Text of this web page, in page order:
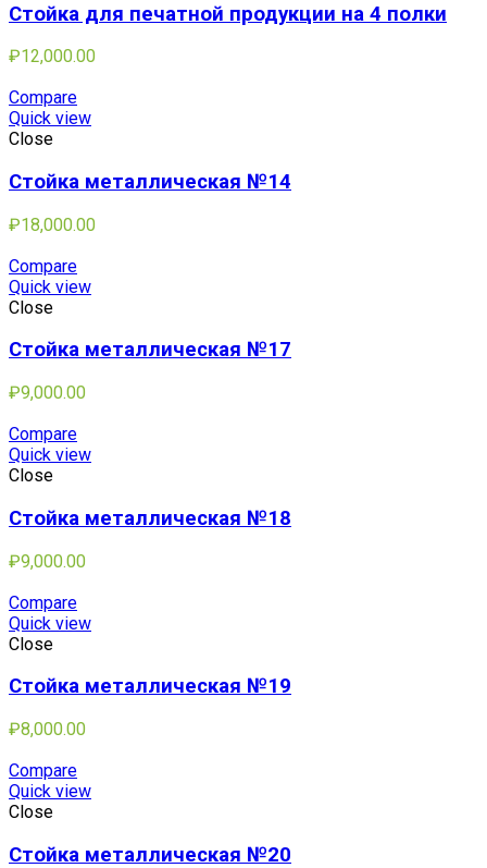
Стойка для печатной продукции на 4 полки
₽12,000.00
Compare
Quick view
Close
Стойка металлическая №14
₽18,000.00
Compare
Quick view
Close
Стойка металлическая №17
₽9,000.00
Compare
Quick view
Close
Стойка металлическая №18
₽9,000.00
Compare
Quick view
Close
Стойка металлическая №19
₽8,000.00
Compare
Quick view
Close
Стойка металлическая №20